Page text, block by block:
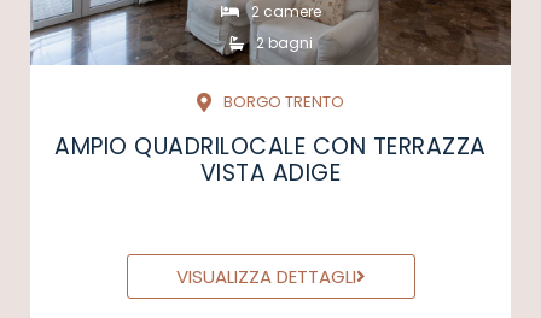
2 camere
2 bagni
BORGO TRENTO
AMPIO QUADRILOCALE CON TERRAZZA
VISTA ADIGE
VISUALIZZA DETTAGLI